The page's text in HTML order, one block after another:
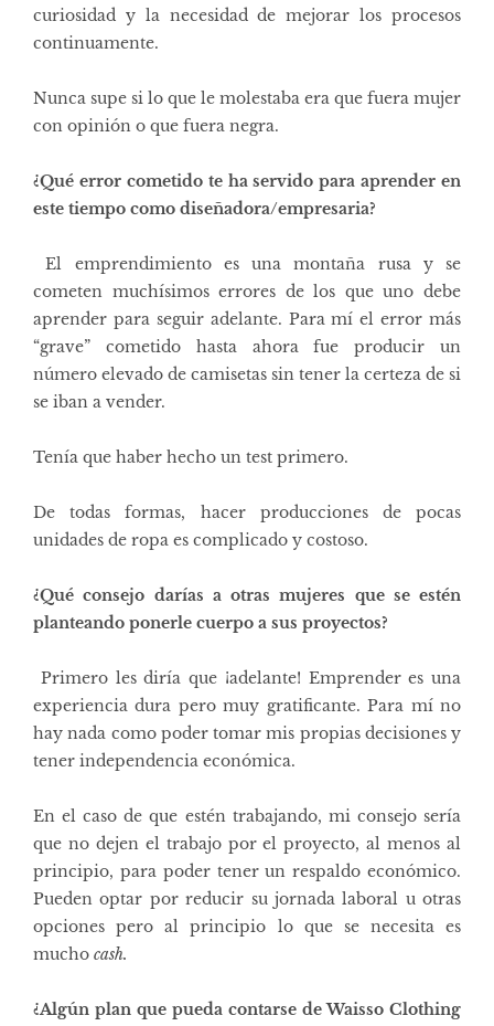
curiosidad y la necesidad de mejorar los procesos
continuamente.
Nunca supe si lo que le molestaba era que fuera mujer
con opinión o que fuera negra.
¿Qué error cometido te ha servido para aprender en
este tiempo como diseñadora/empresaria?
El emprendimiento es una montaña rusa y se
cometen muchísimos errores de los que uno debe
aprender para seguir adelante. Para mí el error más
“grave” cometido hasta ahora fue producir un
número elevado de camisetas sin tener la certeza de si
se iban a vender.
Tenía que haber hecho un test primero.
De todas formas, hacer producciones de pocas
unidades de ropa es complicado y costoso.
¿Qué consejo darías a otras mujeres que se estén
planteando ponerle cuerpo a sus proyectos?
Primero les diría que ¡adelante! Emprender es una
experiencia dura pero muy gratificante. Para mí no
hay nada como poder tomar mis propias decisiones y
tener independencia económica.
En el caso de que estén trabajando, mi consejo sería
que no dejen el trabajo por el proyecto, al menos al
principio, para poder tener un respaldo económico.
Pueden optar por reducir su jornada laboral u otras
opciones pero al principio lo que se necesita es
mucho cash.
¿Algún plan que pueda contarse de Waisso Clothing